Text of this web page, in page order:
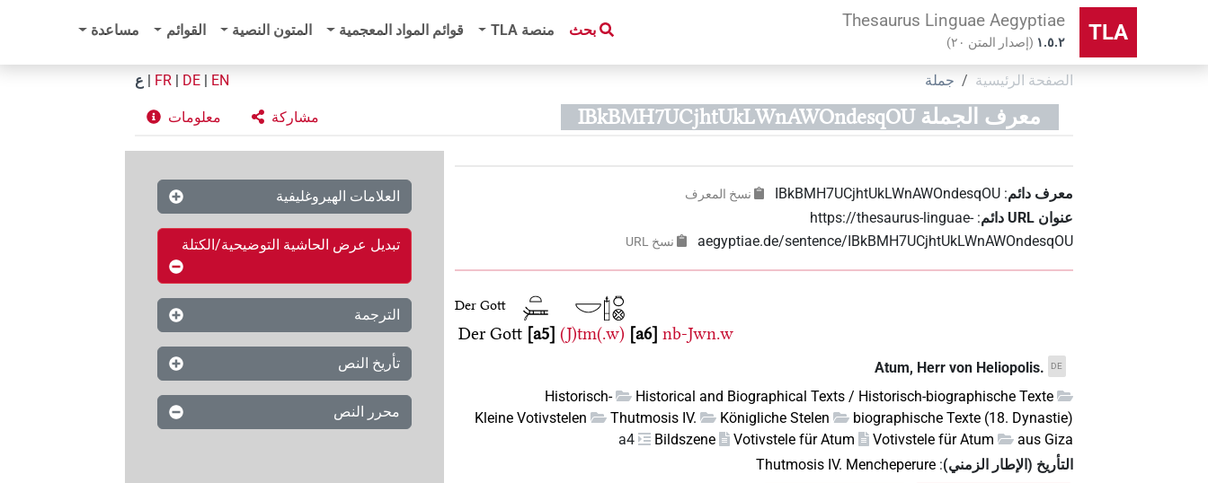
TLA
Thesaurus Linguae Aegyptiae
۱.٥.٢ (إصدار المتن ٢٠)
بحث منصة‏ ‏TLA قوائم المواد المعجمية المتون النصية القوائم مساعدة
الصفحة الرئيسية جملة EN
DE
FR ع
معرف الجملة IBkBMH7UCjhtUkLWnAWOndesqOU مشاركة معلومات
معرف دائم:
IBkBMH7UCjhtUkLWnAWOndesqOU نسخ المعرف
عنوان‏ ‏URL‏ دائم :
https://thesaurus-linguae-
aegyptiae.de/sentence/IBkBMH7UCjhtUkLWnAWOndesqOU
نسخ‏ ‏URL
Der Gott
Der Gott a5 (J)tm(.w) a6 nb-Jwn.w
DE
Atum, Herr von Heliopolis.
Historical and Biographical Texts / Historisch-biographische Texte
Historisch-
biographische Texte (18. Dynastie)
Königliche Stelen
Thutmosis IV.
Kleine Votivstelen
aus Giza
Votivstele für Atum
Votivstele für Atum
Bildszene
a4
التأريخ (الإطار الزمني):
Thutmosis IV. Mencheperure
العلامات الهيروغليفية
تبديل عرض الحاشية التوضيحية/الكتلة
الترجمة
تأريخ النص
محرر النص